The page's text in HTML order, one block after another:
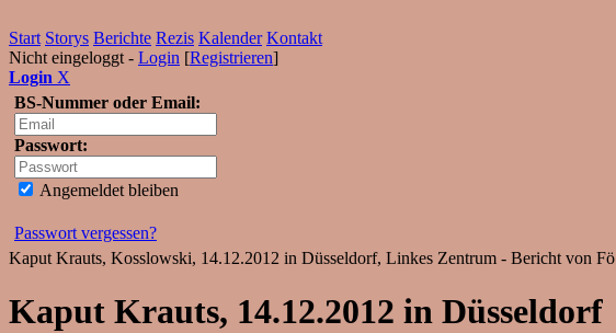
Start Storys Berichte Rezis Kalender Kontakt
Nicht eingeloggt - Login [Registrieren]
Login X
BS-Nummer oder Email:
Passwort:
Angemeldet bleiben
Passwort vergessen?
Kaput Krauts, Kosslowski, 14.12.2012 in Düsseldorf, Linkes Zentrum - Bericht von Fö
Kaput Krauts, 14.12.2012 in Düsseldorf